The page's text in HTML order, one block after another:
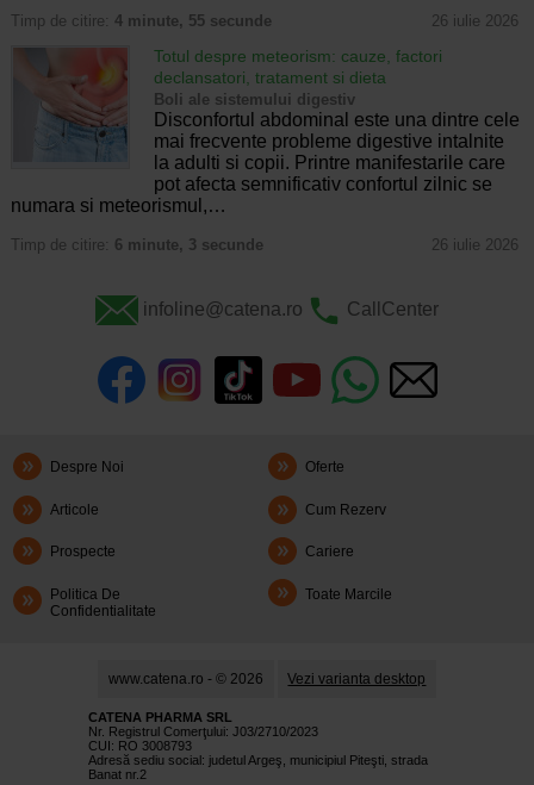
Timp de citire: 4 minute, 55 secunde 26 iulie 2026
Totul despre meteorism: cauze, factori
declansatori, tratament si dieta
Boli ale sistemului digestiv
Disconfortul abdominal este una dintre cele
mai frecvente probleme digestive intalnite
la adulti si copii. Printre manifestarile care
pot afecta semnificativ confortul zilnic se
numara si meteorismul,…
Timp de citire: 6 minute, 3 secunde 26 iulie 2026
infoline@catena.ro CallCenter
Despre Noi Oferte
Articole Cum Rezerv
Prospecte Cariere
Politica De
Confidentialitate
Toate Marcile
www.catena.ro - © 2026 Vezi varianta desktop
CATENA PHARMA SRL
Nr. Registrul Comerţului: J03/2710/2023
CUI: RO 3008793
Adresă sediu social: judetul Argeş, municipiul Piteşti, strada
Banat nr.2